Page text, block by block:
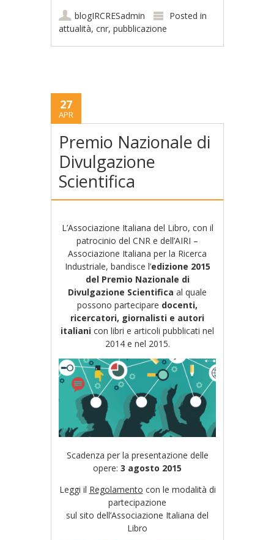
blogIRCRESadmin
Posted in
attualità,cnr,pubblicazione
27
APR
Premio Nazionale di
Divulgazione
Scientifica
L’Associazione Italiana del Libro, con il
patrocinio del CNR e dell’AIRI –
Associazione Italiana per la Ricerca
Industriale, bandisce l’edizione 2015
del Premio Nazionale di
Divulgazione Scientifica al quale
possono partecipare docenti,
ricercatori, giornalisti e autori
italiani con libri e articoli pubblicati nel
2014 e nel 2015.
Scadenza per la presentazione delle
opere: 3 agosto 2015
Leggi il Regolamento con le modalità di
partecipazione
sul sito dell’Associazione Italiana del
Libro